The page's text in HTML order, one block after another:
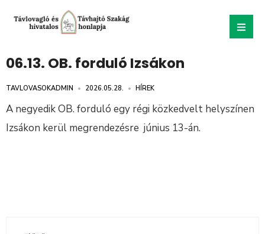
06.13. OB. forduló Izsákon
TAVLOVASOKADMIN • 2026.05.28. • HÍREK
A negyedik OB. forduló egy régi közkedvelt helyszínen
Izsákon kerül megrendezésre június 13-án.